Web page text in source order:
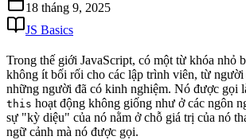
18 tháng 9, 2025
JS Basics
Trong thế giới JavaScript, có một từ khóa nhỏ
không ít bối rối cho các lập trình viên, từ người
những người đã có kinh nghiệm. Nó được gọi
this hoạt động không giống như ở các ngôn
sự "kỳ diệu" của nó nằm ở chỗ giá trị của nó
ngữ cảnh mà nó được gọi.